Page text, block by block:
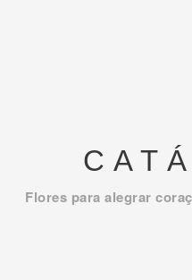
Flores para alegrar